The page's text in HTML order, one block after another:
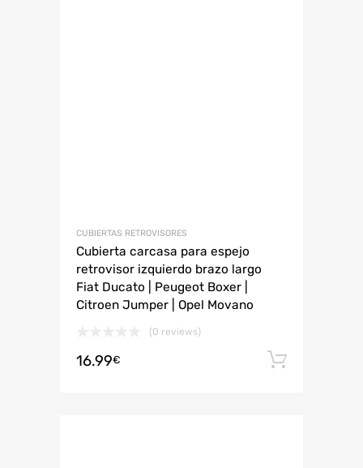
CUBIERTAS RETROVISORES
Cubierta carcasa para espejo
retrovisor izquierdo brazo largo
Fiat Ducato | Peugeot Boxer |
Citroen Jumper | Opel Movano
(0 reviews)
16.99€